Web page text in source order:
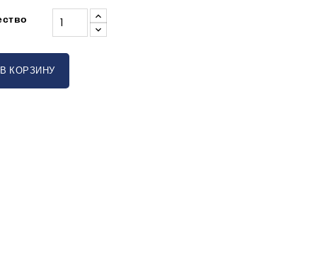
В КОРЗИНУ